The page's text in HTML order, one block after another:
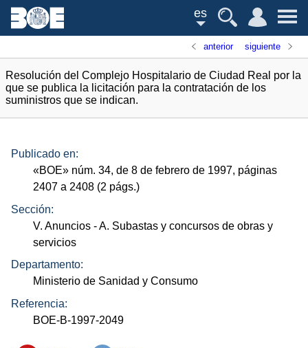
es
anterior siguiente
Resolución del Complejo Hospitalario de Ciudad Real por la
que se publica la licitación para la contratación de los
suministros que se indican.
Publicado en:
«BOE» núm. 34, de 8 de febrero de 1997, páginas
2407 a 2408 (2 págs.)
Sección:
V. Anuncios - A. Subastas y concursos de obras y
servicios
Departamento:
Ministerio de Sanidad y Consumo
Referencia:
BOE-B-1997-2049